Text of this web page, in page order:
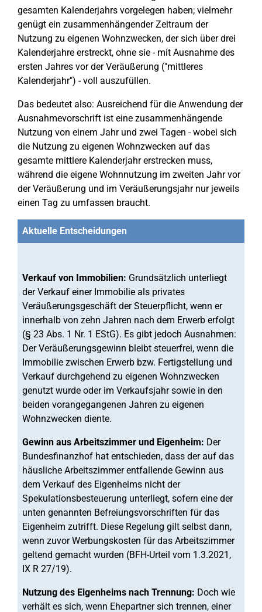
gesamten Kalenderjahrs vorgelegen haben; vielmehr
genügt ein zusammenhängender Zeitraum der
Nutzung zu eigenen Wohnzwecken, der sich über drei
Kalenderjahre erstreckt, ohne sie - mit Ausnahme des
ersten Jahres vor der Veräußerung ("mittleres
Kalenderjahr") - voll auszufüllen.
Das bedeutet also: Ausreichend für die Anwendung der
Ausnahmevorschrift ist eine zusammenhängende
Nutzung von einem Jahr und zwei Tagen - wobei sich
die Nutzung zu eigenen Wohnzwecken auf das
gesamte mittlere Kalenderjahr erstrecken muss,
während die eigene Wohnnutzung im zweiten Jahr vor
der Veräußerung und im Veräußerungsjahr nur jeweils
einen Tag zu umfassen braucht.
Aktuelle Entscheidungen
Verkauf von Immobilien: Grundsätzlich unterliegt
der Verkauf einer Immobilie als privates
Veräußerungsgeschäft der Steuerpflicht, wenn er
innerhalb von zehn Jahren nach dem Erwerb erfolgt
(§ 23 Abs. 1 Nr. 1 EStG). Es gibt jedoch Ausnahmen:
Der Veräußerungsgewinn bleibt steuerfrei, wenn die
Immobilie zwischen Erwerb bzw. Fertigstellung und
Verkauf durchgehend zu eigenen Wohnzwecken
genutzt wurde oder im Verkaufsjahr sowie in den
beiden vorangegangenen Jahren zu eigenen
Wohnzwecken diente.
Gewinn aus Arbeitszimmer und Eigenheim: Der
Bundesfinanzhof hat entschieden, dass der auf das
häusliche Arbeitszimmer entfallende Gewinn aus
dem Verkauf des Eigenheims nicht der
Spekulationsbesteuerung unterliegt, sofern eine der
unten genannten Befreiungsvorschriften für das
Eigenheim zutrifft. Diese Regelung gilt selbst dann,
wenn zuvor Werbungskosten für das Arbeitszimmer
geltend gemacht wurden (BFH-Urteil vom 1.3.2021,
IX R 27/19).
Nutzung des Eigenheims nach Trennung: Doch wie
verhält es sich, wenn Ehepartner sich trennen, einer